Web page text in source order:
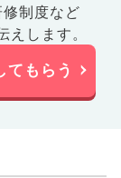
制度など
します。
てもらう